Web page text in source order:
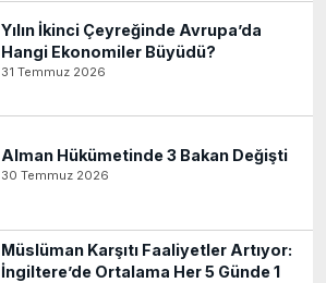
Yılın İkinci Çeyreğinde Avrupa’da
Hangi Ekonomiler Büyüdü?
31 Temmuz 2026
Alman Hükümetinde 3 Bakan Değişti
30 Temmuz 2026
Müslüman Karşıtı Faaliyetler Artıyor:
İngiltere’de Ortalama Her 5 Günde 1